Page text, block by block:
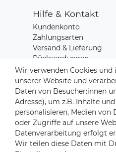
Hilfe & Kontakt
Kundenkonto
Zahlungsarten
Versand & Lieferung
Rücksendungen
Kontakt zu uns
Zahlungsanbieter
Versandpartner
Wir verwenden Cookies und
unserer Website und
Daten von Besucher:innen
Adresse), um z.B. Inhalte
personalisieren, Medien
oder Zugriffe auf unsere
Datenverarbeitung erfolgt
Wir teilen diese Daten mit